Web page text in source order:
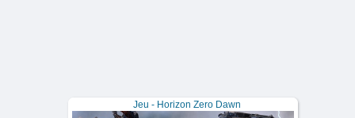
Jeu - Horizon Zero Dawn